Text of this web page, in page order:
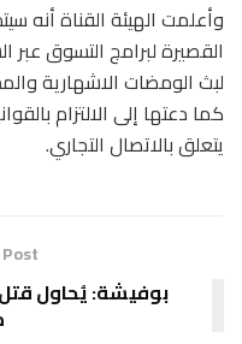
وأعلمت الهيئة القناة أنه
القصيرة لبرامج التسوق
لبث الومضات الاشهارية
كما دعتها إلى الالتزام
يتعلق بالاتصال التجاري.
بوفيشة: يُحاول